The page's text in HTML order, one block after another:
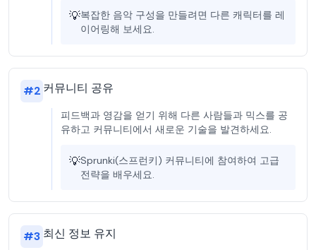
💡복잡한 음악 구성을 만들려면 다른 캐릭터를 레
이어링해 보세요.
#2 커뮤니티 공유
피드백과 영감을 얻기 위해 다른 사람들과 믹스를 공
유하고 커뮤니티에서 새로운 기술을 발견하세요.
💡Sprunki(스프런키) 커뮤니티에 참여하여 고급
전략을 배우세요.
#3 최신 정보 유지